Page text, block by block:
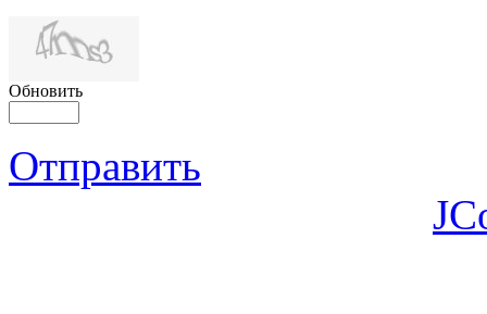
Обновить
Отправить